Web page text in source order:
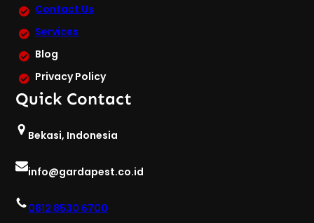
Contact Us
Services
Blog
Privacy Policy
Quick Contact
Bekasi, Indonesia
info@gardapest.co.id
0812 8530 6700